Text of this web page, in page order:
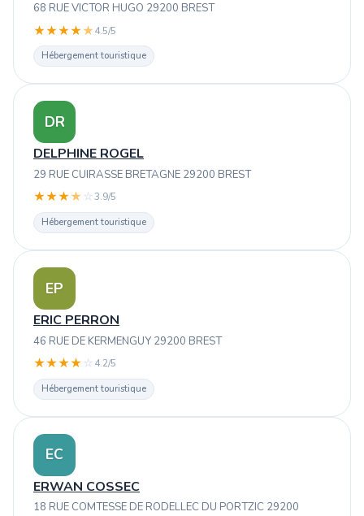
68 RUE VICTOR HUGO 29200 BREST
★★★★★4.5/5
Hébergement touristique
DR
DELPHINE ROGEL
29 RUE CUIRASSE BRETAGNE 29200 BREST
★★★★ ☆3.9/5
Hébergement touristique
EP
ERIC PERRON
46 RUE DE KERMENGUY 29200 BREST
★★★★ ☆ 4.2/5
Hébergement touristique
EC
ERWAN COSSEC
18 RUE COMTESSE DE RODELLEC DU PORTZIC 29200